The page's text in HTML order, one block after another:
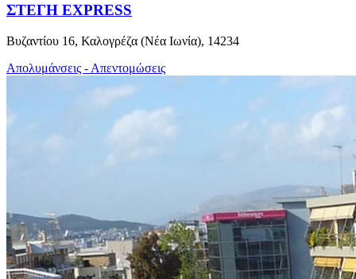
ΣΤΕΓΗ EXPRESS
Βυζαντίου 16, Καλογρέζα (Νέα Ιωνία), 14234
Απολυμάνσεις - Απεντομώσεις